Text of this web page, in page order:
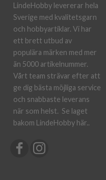
LindeHobby levererar hela
Sverige med kvalitetsgarn
och hobbyartiklar. Vi har
ett brett utbud av
populära märken med mer
än 5000 artikelnummer.
Vårt team strävar efter att
ge dig bästa möjliga service
och snabbaste leverans
när som helst. Se laget
bakom LindeHobby här..